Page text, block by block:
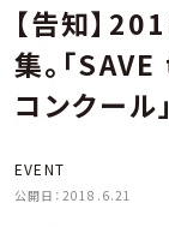
【告知】
集。「
コンクール
EVENT
公開日： 2018.6.21